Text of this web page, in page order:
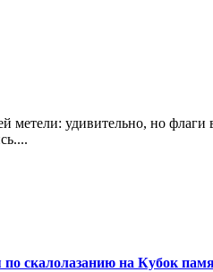
метели: удивительно, но
скалолазанию на Кубок